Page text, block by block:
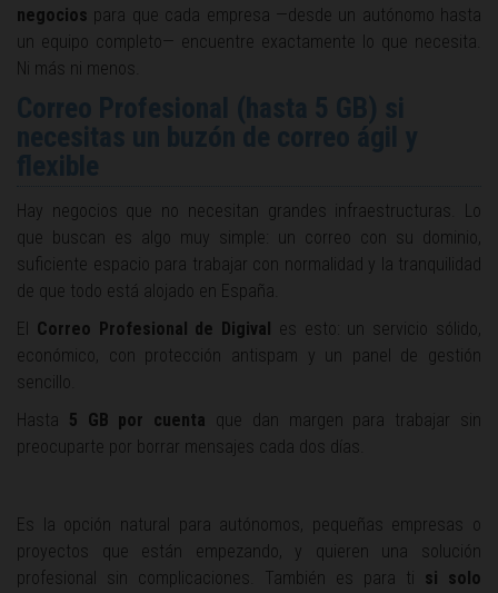
negocios para que cada empresa —desde un autónomo hasta
un equipo completo— encuentre exactamente lo que necesita.
Ni más ni menos.
Hay negocios que no necesitan grandes infraestructuras. Lo
que buscan es algo muy simple: un correo con su dominio,
suficiente espacio para trabajar con normalidad y la tranquilidad
de que todo está alojado en España.
El Correo Profesional de Digival es esto: un servicio sólido,
económico, con protección antispam y un panel de gestión
sencillo.
Hasta 5 GB por cuenta que dan margen para trabajar sin
preocuparte por borrar mensajes cada dos días.
Es la opción natural para autónomos, pequeñas empresas o
proyectos que están empezando, y quieren una solución
profesional sin complicaciones. También es para ti si solo